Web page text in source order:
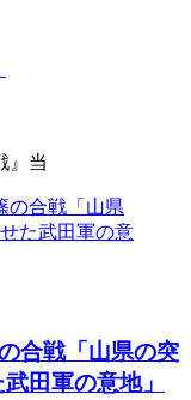
』当
合戦「山県の突
田軍の意地」